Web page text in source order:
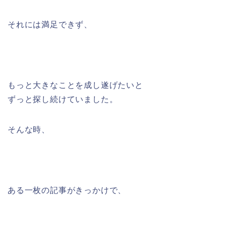
それには満足できず、
もっと大きなことを成し遂げたいと
ずっと探し続けていました。
そんな時、
ある一枚の記事がきっかけで、